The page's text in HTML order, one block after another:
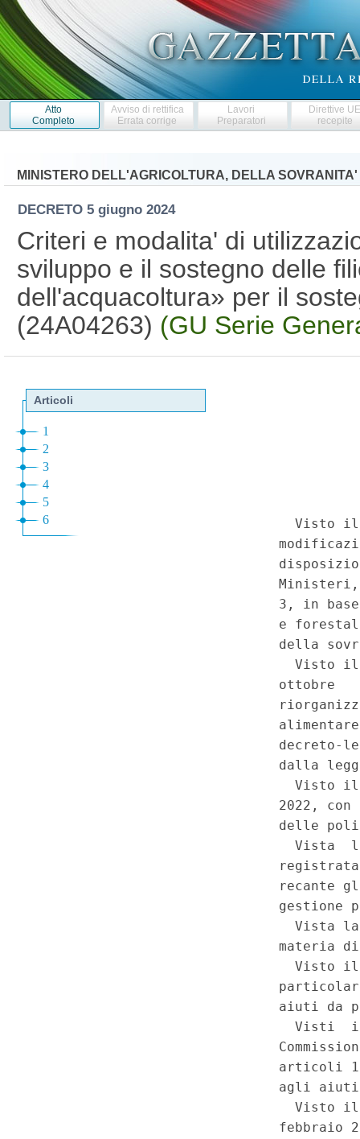
Atto
Completo
Avviso di rettifica
Errata corrige
Lavori
Preparatori
Direttive
recepite
MINISTERO DELL'AGRICOLTURA, DELLA
DECRETO 5 giugno 2024
Criteri e modalita' di
sviluppo e il sostegno delle
dell'acquacoltura» per il
(24A04263) (GU Serie